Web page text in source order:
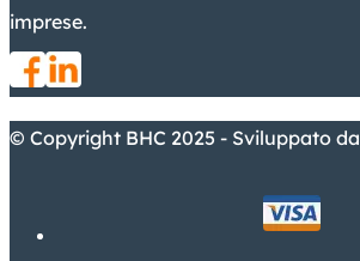
imprese.
© Copyright BHC 2025 - Sviluppato da